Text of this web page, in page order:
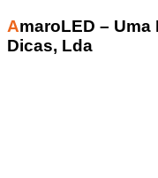
AmaroLED – Uma Marca Curiosidades &
Dicas, Lda